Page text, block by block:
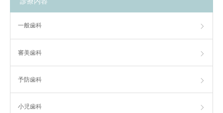
一般歯科
審美歯科
予防歯科
小児歯科